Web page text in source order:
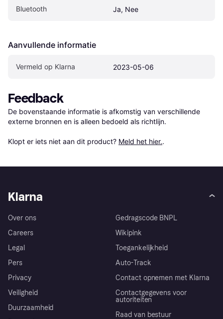
Bluetooth Ja, Nee
Aanvullende informatie
Vermeld op Klarna 2023-05-06
Feedback
De bovenstaande informatie is afkomstig van verschillende
externe bronnen en is alleen bedoeld als richtlijn.
Klopt er iets niet aan dit product? Meld het hier..
Klarna
Over ons
Careers
Legal
Pers
Privacy
Veiligheid
Duurzaamheid
Gedragscode BNPL
Wikipink
Toegankelijkheid
Auto-Track
Contact opnemen met Klarna
Contactgegevens voor
autoriteiten
Raad van bestuur